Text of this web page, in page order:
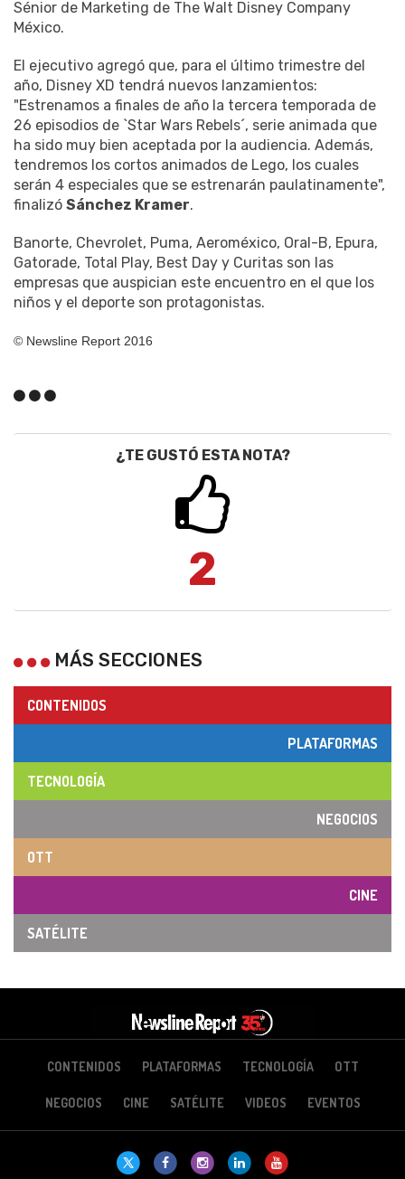
Sénior de Marketing de The Walt Disney Company
México.
El ejecutivo agregó que, para el último trimestre del
año, Disney XD tendrá nuevos lanzamientos:
"Estrenamos a finales de año la tercera temporada de
26 episodios de `Star Wars Rebels´, serie animada que
ha sido muy bien aceptada por la audiencia. Además,
tendremos los cortos animados de Lego, los cuales
serán 4 especiales que se estrenarán paulatinamente",
finalizó Sánchez Kramer.
Banorte, Chevrolet, Puma, Aeroméxico, Oral-B, Epura,
Gatorade, Total Play, Best Day y Curitas son las
empresas que auspician este encuentro en el que los
niños y el deporte son protagonistas.
© Newsline Report 2016
¿TE GUSTÓ ESTA NOTA?
2
MÁS SECCIONES
CONTENIDOS
PLATAFORMAS
TECNOLOGÍA
NEGOCIOS
OTT
CINE
SATÉLITE
CONTENIDOS PLATAFORMAS TECNOLOGÍA OTT
NEGOCIOS CINE SATÉLITE VIDEOS EVENTOS